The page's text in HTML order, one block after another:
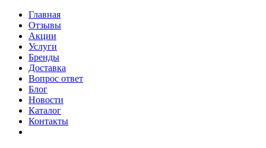
Главная
Отзывы
Акции
Услуги
Бренды
Доставка
Вопрос ответ
Блог
Новости
Каталог
Контакты